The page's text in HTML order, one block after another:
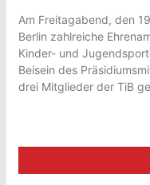
Am Freitagabend, den
Berlin zahlreiche
Kinder- und
Beisein des
drei Mitglieder der TiB